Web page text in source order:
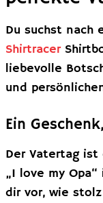
Du suchst nach
Shirtracer
liebevolle
und
Ein
Der Vatertag ist
„I love my
dir vor, wie